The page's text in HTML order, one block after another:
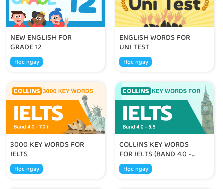
NEW ENGLISH FOR
GRADE 12
Học ngay
ENGLISH WORDS FOR
UNI TEST
Học ngay
3000 KEY WORDS FOR
IELTS
Học ngay
COLLINS KEY WORDS
FOR IELTS (BAND 4.0 -
5.5)Học ngay